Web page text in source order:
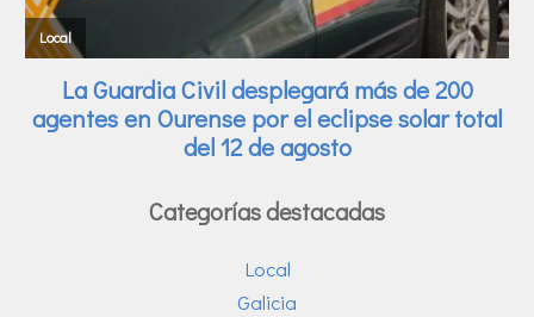
Categorías destacadas
Local
Galicia